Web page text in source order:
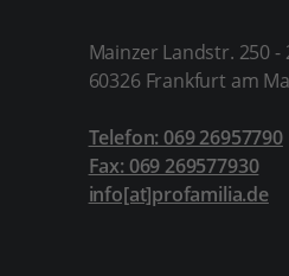
Mainzer Landstr. 250 -
60326 Frankfurt am
Telefon: 069 26957790
Fax: 069 269577930
info[at]profamilia.de